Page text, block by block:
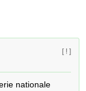
[ ! ]
nationale